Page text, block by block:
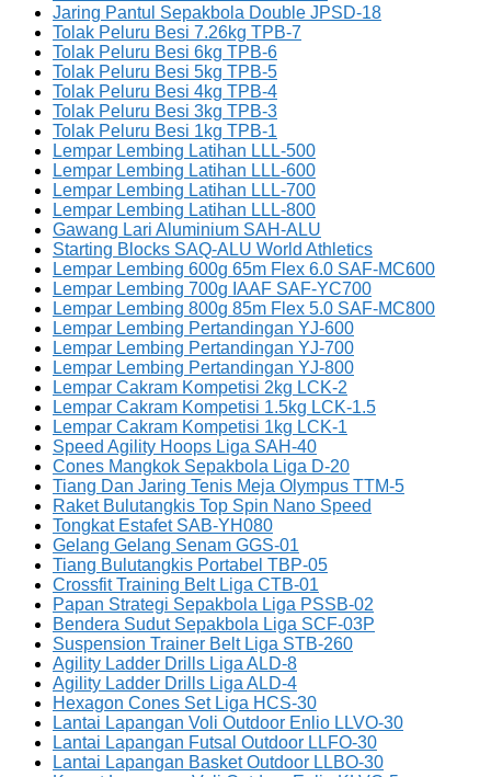
Jaring Pantul Sepakbola Double JPSD-18
Tolak Peluru Besi 7.26kg TPB-7
Tolak Peluru Besi 6kg TPB-6
Tolak Peluru Besi 5kg TPB-5
Tolak Peluru Besi 4kg TPB-4
Tolak Peluru Besi 3kg TPB-3
Tolak Peluru Besi 1kg TPB-1
Lempar Lembing Latihan LLL-500
Lempar Lembing Latihan LLL-600
Lempar Lembing Latihan LLL-700
Lempar Lembing Latihan LLL-800
Gawang Lari Aluminium SAH-ALU
Starting Blocks SAQ-ALU World Athletics
Lempar Lembing 600g 65m Flex 6.0 SAF-MC600
Lempar Lembing 700g IAAF SAF-YC700
Lempar Lembing 800g 85m Flex 5.0 SAF-MC800
Lempar Lembing Pertandingan YJ-600
Lempar Lembing Pertandingan YJ-700
Lempar Lembing Pertandingan YJ-800
Lempar Cakram Kompetisi 2kg LCK-2
Lempar Cakram Kompetisi 1.5kg LCK-1.5
Lempar Cakram Kompetisi 1kg LCK-1
Speed Agility Hoops Liga SAH-40
Cones Mangkok Sepakbola Liga D-20
Tiang Dan Jaring Tenis Meja Olympus TTM-5
Raket Bulutangkis Top Spin Nano Speed
Tongkat Estafet SAB-YH080
Gelang Gelang Senam GGS-01
Tiang Bulutangkis Portabel TBP-05
Crossfit Training Belt Liga CTB-01
Papan Strategi Sepakbola Liga PSSB-02
Bendera Sudut Sepakbola Liga SCF-03P
Suspension Trainer Belt Liga STB-260
Agility Ladder Drills Liga ALD-8
Agility Ladder Drills Liga ALD-4
Hexagon Cones Set Liga HCS-30
Lantai Lapangan Voli Outdoor Enlio LLVO-30
Lantai Lapangan Futsal Outdoor LLFO-30
Lantai Lapangan Basket Outdoor LLBO-30